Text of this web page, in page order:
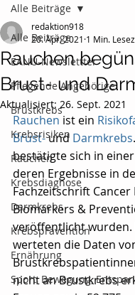
Alle Beiträge
EANU-Newslettter
Pflegende Angehörige
Brustkrebs
Krebsrisiken
Rauchen
Krebsdiagnose
Darmkrebs
Krebsprävention
Ernährung
Sport, Bewegung,
Alle Beiträge
Rauchen
Brust- und
redaktion918
20. Apr. 2021 1 Min.
Aktualisiert: 26. Sept. 2021
Rauchen ist ein
Brust- und Darmkrebs
bestätigte sich in
deren Ergebnisse in
Fachzeitschrift Cancer
Biomarkers &
veröffentlicht wurden.
werteten die Daten
nicht an Brustkrebs